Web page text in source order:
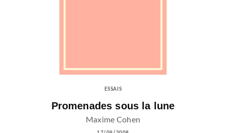
ESSAIS
Promenades sous la lune
Maxime Cohen